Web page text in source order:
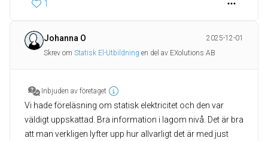
1
Johanna O
2025-12-01
Skrev om Statisk El-Utbildning en del av EXolutions AB
Inbjuden av företaget
Vi hade föreläsning om statisk elektricitet och den var
väldigt uppskattad. Bra information i lagom nivå. Det är bra
att man verkligen lyfter upp hur allvarligt det är med just